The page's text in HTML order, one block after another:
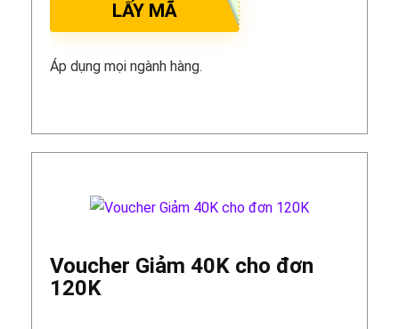
LẤY MÃ
Áp dụng mọi ngành hàng.
Voucher Giảm 40K cho đơn
120K